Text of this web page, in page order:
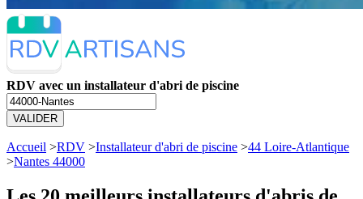
RDV avec un installateur d'abri de piscine
VALIDER
Accueil >RDV >Installateur d'abri de piscine >44 Loire-Atlantique
>Nantes 44000